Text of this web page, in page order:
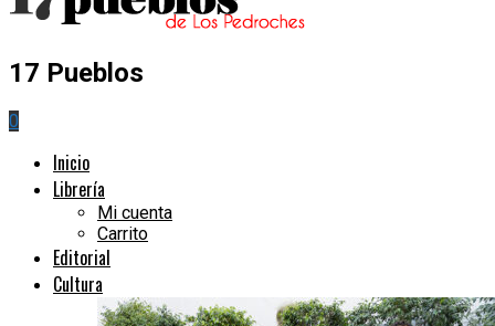
17 Pueblos
0
Inicio
Librería
Mi cuenta
Carrito
Editorial
Cultura